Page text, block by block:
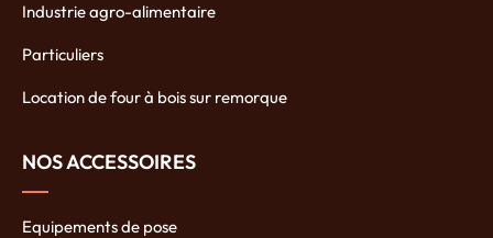
Industrie agro-alimentaire
Particuliers
Location de four à bois sur remorque
NOS ACCESSOIRES
Equipements de pose